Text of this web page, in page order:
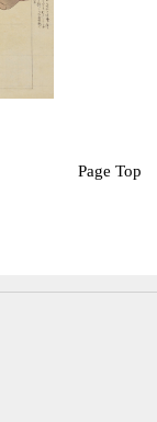
Page Top